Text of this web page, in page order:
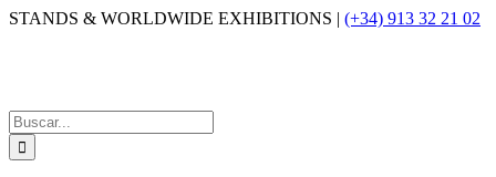
Saltar
STANDS & WORLDWIDE EXHIBITIONS | (+34) 913 32 21 02
Buscar: